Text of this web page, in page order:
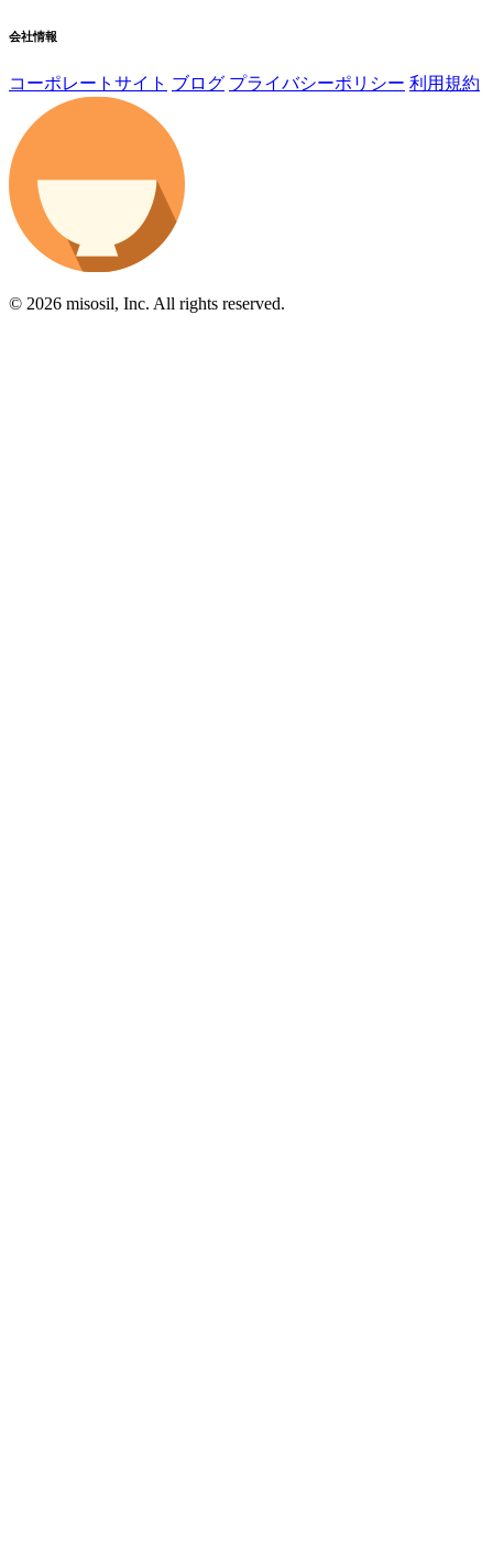
会社情報
コーポレートサイト ブログ プライバシーポリシー 利用規約
© 2026 misosil, Inc. All rights reserved.